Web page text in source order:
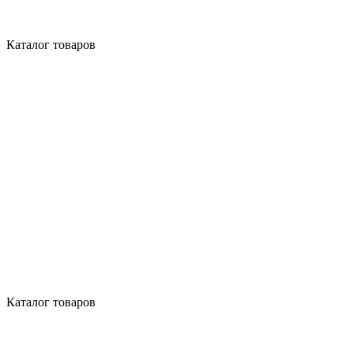
Каталог товаров
Каталог товаров